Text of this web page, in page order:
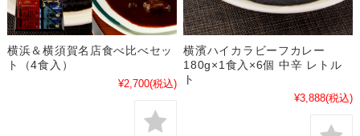
横浜＆横須賀名店食べ比べセッ
ト（4食入）
¥2,700(税込)
横濱ハイカラビーフカレー
180g×1食入×6個 中辛 レトル
ト
¥3,888(税込)